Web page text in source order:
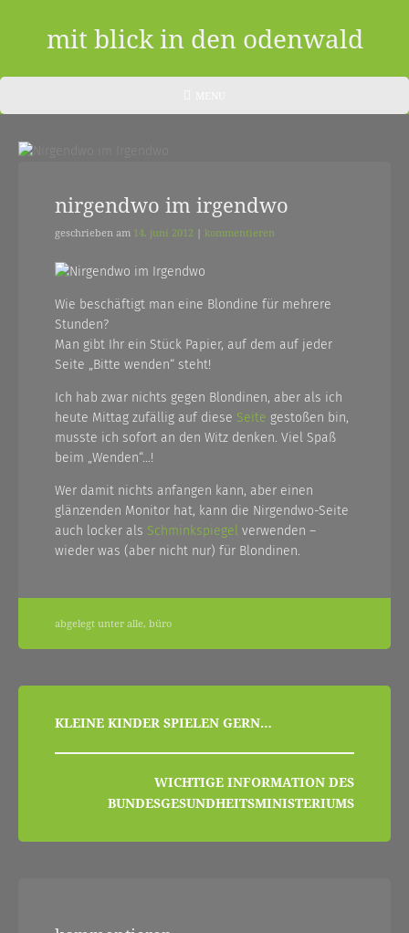
mit blick in den odenwald
blog
aus
odenwald
zwischendurch
nebenher…
nirgendwo im irgendwo
geschrieben am 14. juni 2012 | kommentieren
Wie beschäftigt man eine Blondine für mehrere
Stunden?
Man gibt Ihr ein Stück Papier, auf dem auf jeder
Seite „Bitte wenden“ steht!
Ich hab zwar nichts gegen Blondinen, aber als ich
heute Mittag zufällig auf diese Seite gestoßen bin,
musste ich sofort an den Witz denken. Viel Spaß
beim „Wenden“…!
Wer damit nichts anfangen kann, aber einen
glänzenden Monitor hat, kann die Nirgendwo-Seite
auch locker als Schminkspiegel verwenden –
wieder was (aber nicht nur) für Blondinen.
abgelegt unter alle, büro
beitragsnavigation
KLEINE KINDER SPIELEN GERN…
WICHTIGE INFORMATION DES
BUNDESGESUNDHEITSMINISTERIUMS